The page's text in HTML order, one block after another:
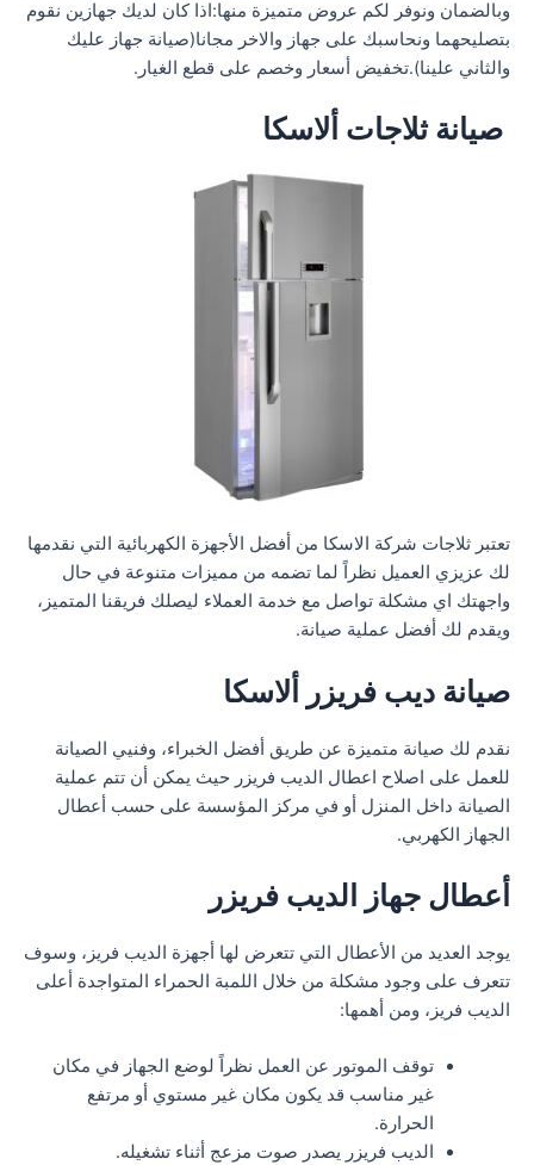
وبالضمان ونوفر لكم عروض متميزة منها:اذا كان لديك جهازين نقوم
بتصليحهما ونحاسبك على جهاز والاخر مجانا(صيانة جهاز عليك
والثاني علينا).تخفيض أسعار وخصم على قطع الغيار.
صيانة ثلاجات ألاسكا
تعتبر ثلاجات شركة الاسكا من أفضل الأجهزة الكهربائية التي نقدمها
لك عزيزي العميل نظراً لما تضمه من مميزات متنوعة في حال
واجهتك اي مشكلة تواصل مع خدمة العملاء ليصلك فريقنا المتميز،
ويقدم لك أفضل عملية صيانة.
صيانة ديب فريزر ألاسكا
نقدم لك صيانة متميزة عن طريق أفضل الخبراء، وفنيي الصيانة
للعمل على اصلاح اعطال الديب فريزر حيث يمكن أن تتم عملية
الصيانة داخل المنزل أو في مركز المؤسسة على حسب أعطال
الجهاز الكهربي.
أعطال جهاز الديب فريزر
يوجد العديد من الأعطال التي تتعرض لها أجهزة الديب فريز، وسوف
تتعرف على وجود مشكلة من خلال اللمبة الحمراء المتواجدة أعلى
الديب فريز، ومن أهمها:
توقف الموتور عن العمل نظراً لوضع الجهاز في مكان
غير مناسب قد يكون مكان غير مستوي أو مرتفع
الحرارة.
الديب فريزر يصدر صوت مزعج أثناء تشغيله.